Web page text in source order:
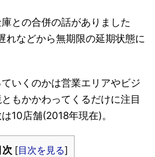
との合併の話がありました
れなどから無期限の延期状態に
いくのかは営業エリアやビジ
もかかわってくるだけに注目
10店舗(2018年現在)。
次 [目次を見る]